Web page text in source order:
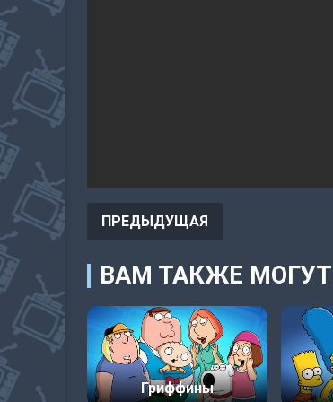
ПРЕДЫДУЩАЯ
ВАМ ТАКЖЕ МОГУТ
Гриффины